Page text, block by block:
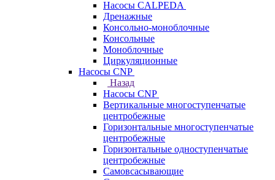
Насосы CALPEDA
Дренажные
Консольно-моноблочные
Консольные
Моноблочные
Циркуляционные
Насосы CNP
Назад
Насосы CNP
Вертикальные многоступенчатые
центробежные
Горизонтальные многоступенчатые
центробежные
Горизонтальные одноступенчатые
центробежные
Самовсасывающие